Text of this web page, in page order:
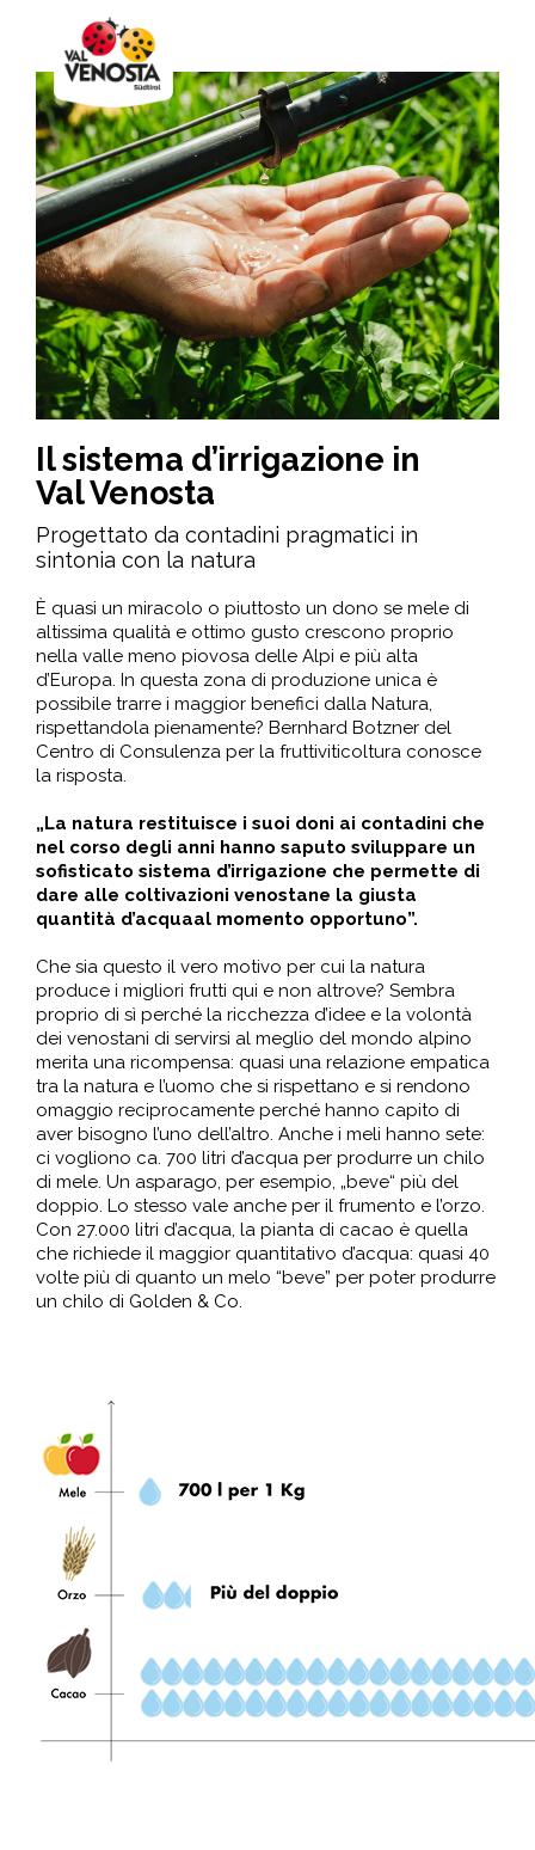
Il sistema d’irrigazione in
Val Venosta
Progettato da contadini pragmatici in
sintonia con la natura
È quasi un miracolo o piuttosto un dono se mele di
altissima qualità e ottimo gusto crescono proprio
nella valle meno piovosa delle Alpi e più alta
d’Europa. In questa zona di produzione unica è
possibile trarre i maggior benefici dalla Natura,
rispettandola pienamente? Bernhard Botzner del
Centro di Consulenza per la fruttiviticoltura conosce
la risposta.
„La natura restituisce i suoi doni ai contadini che
nel corso degli anni hanno saputo sviluppare un
sofisticato sistema d’irrigazione che permette di
dare alle coltivazioni venostane la giusta
quantità d’acquaal momento opportuno”.
Che sia questo il vero motivo per cui la natura
produce i migliori frutti qui e non altrove? Sembra
proprio di sì perché la ricchezza d’idee e la volontà
dei venostani di servirsi al meglio del mondo alpino
merita una ricompensa: quasi una relazione empatica
tra la natura e l’uomo che si rispettano e si rendono
omaggio reciprocamente perché hanno capito di
aver bisogno l’uno dell’altro. Anche i meli hanno sete:
ci vogliono ca. 700 litri d’acqua per produrre un chilo
di mele. Un asparago, per esempio, „beve“ più del
doppio. Lo stesso vale anche per il frumento e l’orzo.
Con 27.000 litri d’acqua, la pianta di cacao è quella
che richiede il maggior quantitativo d’acqua: quasi 40
volte più di quanto un melo “beve” per poter produrre
un chilo di Golden & Co.